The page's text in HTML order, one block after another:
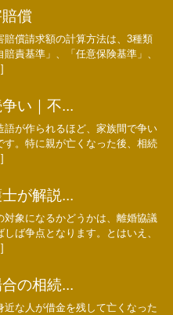
償
賠償請求額の計算方法は、3種類
責基準」、「任意保険基準」、
い｜不...
語が作られるほど、家族間で争い
す。特に親が亡くなった後、相続
士が解説...
対象になるかどうかは、離婚協議
ば争点となります。とはいえ、
の相続...
近な人が借金を残して亡くなった